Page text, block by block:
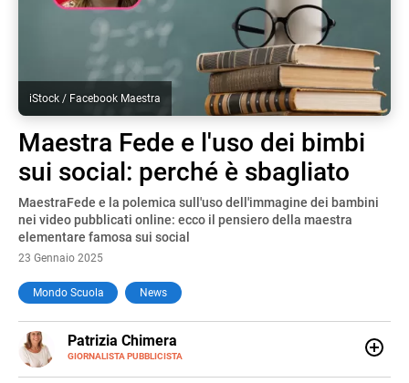
iStock / Facebook Maestra
Maestra Fede e l'uso dei bimbi
sui social: perché è sbagliato
MaestraFede e la polemica sull'uso dell'immagine dei bambini
nei video pubblicati online: ecco il pensiero della maestra
elementare famosa sui social
23 Gennaio 2025
Mondo Scuola News
Patrizia Chimera
GIORNALISTA PUBBLICISTA
E-
MAIL
LINKEDIN